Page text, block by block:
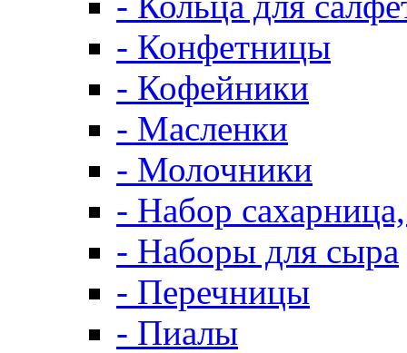
- Конфетницы
- Кофейники
- Масленки
- Молочники
- Набор
- Наборы для сыра
- Перечницы
- Пиалы